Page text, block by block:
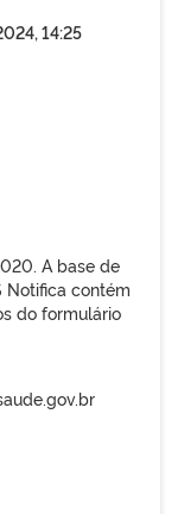
14:25
A base de
Notifica contém
do formulário